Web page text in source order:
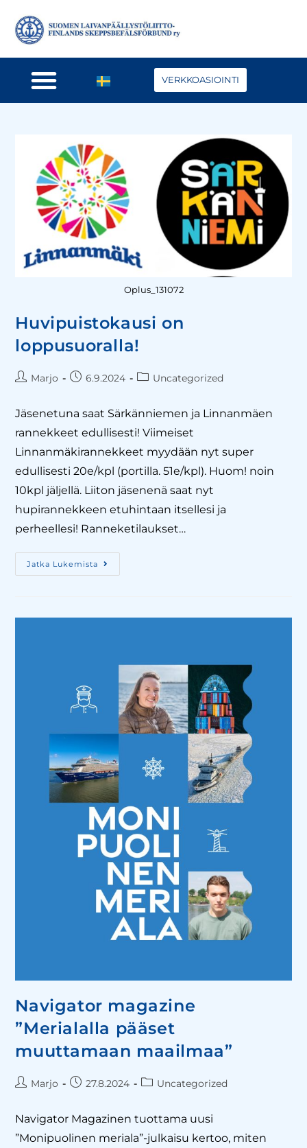
VERKKOASIOINTI
Oplus_131072
Huvipuistokausi on
loppusuoralla!
Marjo 6.9.2024 Uncategorized
Jäsenetuna saat Särkänniemen ja Linnanmäen
rannekkeet edullisesti! Viimeiset
Linnanmäkirannekkeet myydään nyt super
edullisesti 20e/kpl (portilla. 51e/kpl). Huom! noin
10kpl jäljellä. Liiton jäsenenä saat nyt
hupirannekkeen etuhintaan itsellesi ja
perheellesi! Ranneketilaukset…
Jatka Lukemista
Navigator magazine
”Merialalla pääset
muuttamaan maailmaa”
Marjo 27.8.2024 Uncategorized
Navigator Magazinen tuottama uusi
”Monipuolinen meriala”-julkaisu kertoo, miten